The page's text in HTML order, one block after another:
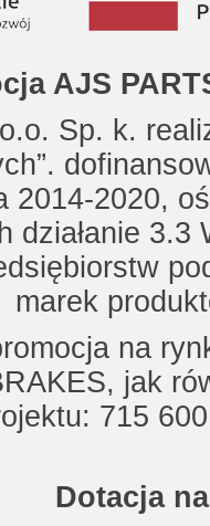
AJS
Sp. k.
2014-2020,
działanie
marek
na
jak
715
Dotacja